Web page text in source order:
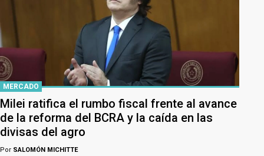
MERCADO
Milei ratifica el rumbo fiscal frente al avance
de la reforma del BCRA y la caída en las
divisas del agro
Por SALOMÓN MICHITTE